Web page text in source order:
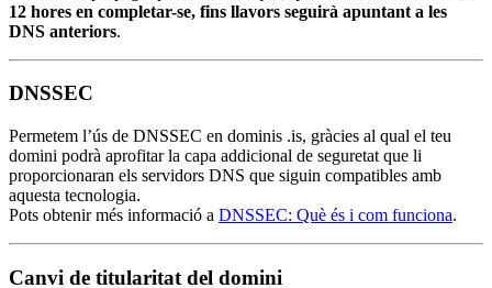
12 hores en completar-se, fins llavors seguirà apuntant a les
DNS anteriors.
DNSSEC
Permetem l’ús de DNSSEC en dominis .is, gràcies al qual el teu
domini podrà aprofitar la capa addicional de seguretat que li
proporcionaran els servidors DNS que siguin compatibles amb
aquesta tecnologia.
Pots obtenir més informació a DNSSEC: Què és i com funciona.
Canvi de titularitat del domini